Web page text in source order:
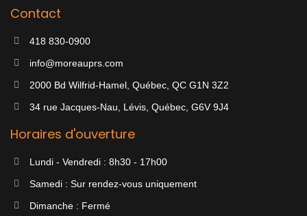
o
o
k
g
r
a
m
Contact
418 830-0900
info@moreauprs.com
2000 Bd Wilfrid-Hamel, Québec, QC G1N 3Z2
34 rue Jacques-Nau, Lévis, Québec, G6V 9J4
Horaires d'ouverture
Lundi - Vendredi : 8h30 - 17h00
Samedi : Sur rendez-vous uniquement
Dimanche : Fermé